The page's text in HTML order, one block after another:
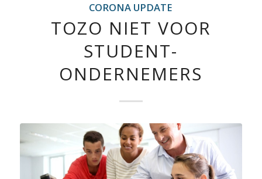
CORONA UPDATE
TOZO NIET VOOR
STUDENT-
ONDERNEMERS